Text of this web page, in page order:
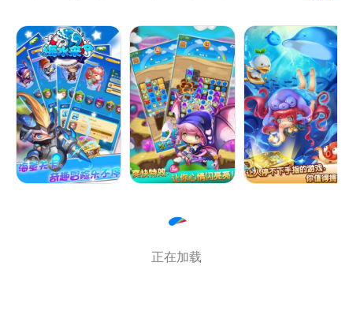
海洋、火山、冰岛、沼泽，上百种主题场景，千余棋子
组合，丰富的搭配组合及酷炫的特效！让你爽到停不下
来！
如果你正在寻觅一款休闲Q版竞技游戏，《海水消消
乐》将是你的不二选择！快到碗里来！
正在加载